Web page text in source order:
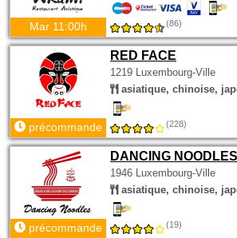
Mar 11:00h (86)
RED FACE
1219 Luxembourg-Ville
asiatique, chinoise,
précommande (228)
DANCING NOODLES
1946 Luxembourg-Ville
asiatique, chinoise,
précommande (19)